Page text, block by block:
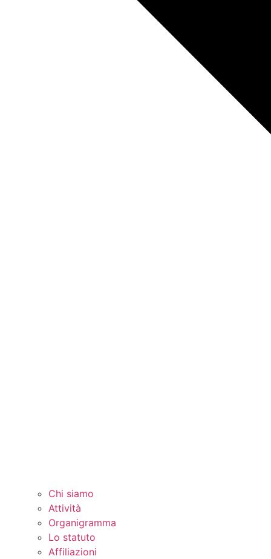
Chi siamo
Attività
Organigramma
Lo statuto
Affiliazioni